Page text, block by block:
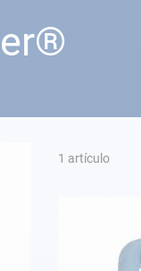
1 artículo